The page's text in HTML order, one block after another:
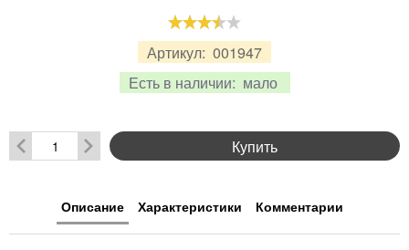
Артикул: 001947
Есть в наличии: мало
Купить
Описание Характеристики Комментарии